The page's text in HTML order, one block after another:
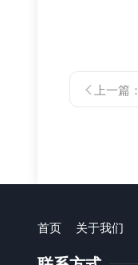
上一篇：
首页 关于我们